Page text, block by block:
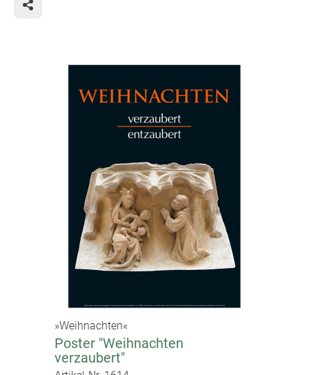
»Weihnachten«
Poster "Weihnachten
verzaubert"